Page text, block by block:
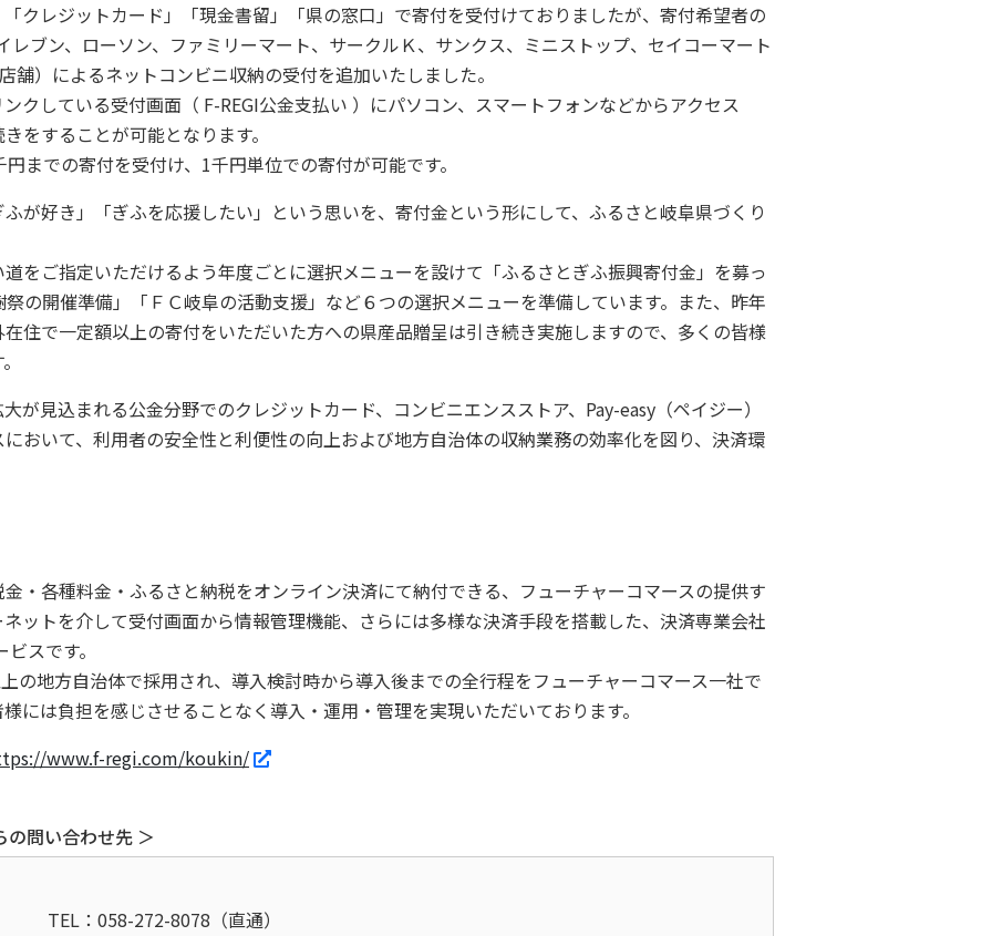
レジットカード」「現金書留」「県の窓口」で寄付を受付けておりましたが、寄付希望者の
ブン、ローソン、ファミリーマート、サークルＫ、サンクス、ミニストップ、セイコーマート
舗）によるネットコンビニ収納の受付を追加いたしました。
している受付画面（ F-REGI公金支払い ）にパソコン、スマートフォンなどからアクセス
をすることが可能となります。
までの寄付を受付け、1千円単位での寄付が可能です。
好き」「ぎふを応援したい」という思いを、寄付金という形にして、ふるさと岐阜県づくり
ご指定いただけるよう年度ごとに選択メニューを設けて「ふるさとぎふ振興寄付金」を募っ
の開催準備」「ＦＣ岐阜の活動支援」など６つの選択メニューを準備しています。また、昨年
住で一定額以上の寄付をいただいた方への県産品贈呈は引き続き実施しますので、多くの皆様
見込まれる公金分野でのクレジットカード、コンビニエンスストア、Pay-easy（ペイジー）
おいて、利用者の安全性と利便性の向上および地方自治体の収納業務の効率化を図り、決済環
各種料金・ふるさと納税をオンライン決済にて納付できる、フューチャーコマースの提供す
ットを介して受付画面から情報管理機能、さらには多様な決済手段を搭載した、決済専業会社
スです。
地方自治体で採用され、導入検討時から導入後までの全行程をフューチャーコマース一社で
には負担を感じさせることなく導入・運用・管理を実現いただいております。
www.f-regi.com/koukin/
問い合わせ先 ＞
TEL：058-272-8078（直通）